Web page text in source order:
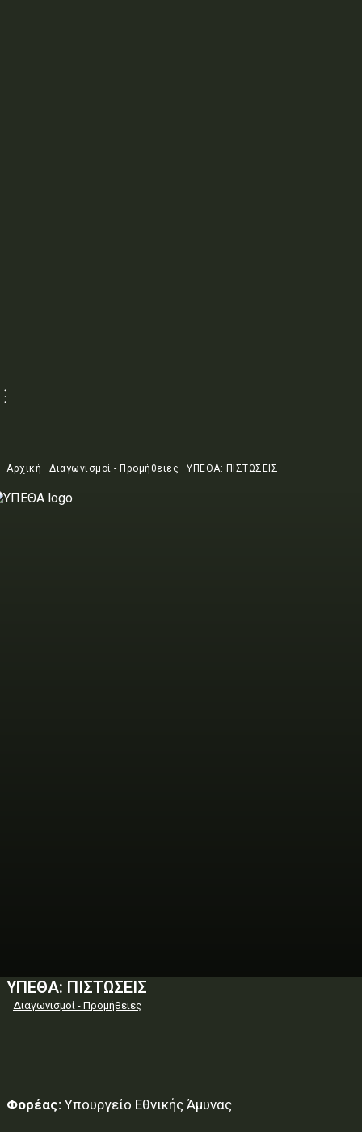
Αρχική Διαγωνισμοί - Προμήθειες ΥΠΕΘΑ: ΠΙΣΤΩΣΕΙΣ
ΥΠΕΘΑ: ΠΙΣΤΩΣΕΙΣ
Διαγωνισμοί - Προμήθειες
Φορέας: Υπουργείο Εθνικής Άμυνας